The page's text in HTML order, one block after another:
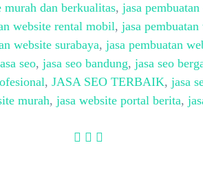
murah dan berkualitas, jasa
website rental mobil, jasa pembuatan
website surabaya, jasa pembuatan
seo, jasa seo bandung, jasa seo
, JASA SEO TERBAIK, jasa
murah, jasa website portal berita,